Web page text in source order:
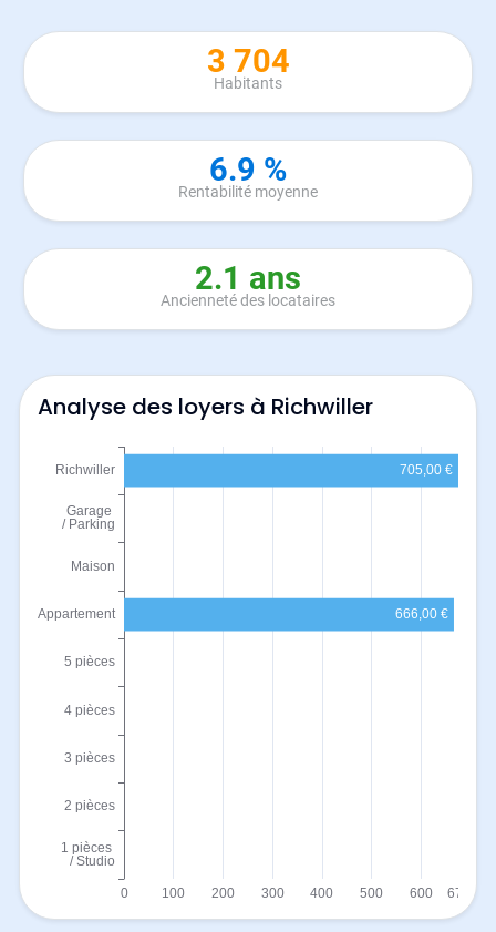
3 704
Habitants
6.9 %
Rentabilité moyenne
2.1 ans
Ancienneté des locataires
Analyse des loyers à Richwiller